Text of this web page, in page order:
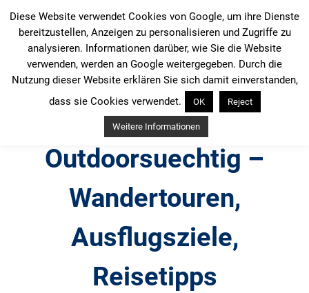
Inhalt
springen
Outdoorsuechtig –
Wandertouren,
Ausflugsziele,
Reisetipps
Diese Website verwendet Cookies von Google, um ihre Dienste
bereitzustellen, Anzeigen zu personalisieren und Zugriffe zu
analysieren. Informationen darüber, wie Sie die Website
verwenden, werden an Google weitergegeben. Durch die
Nutzung dieser Website erklären Sie sich damit einverstanden,
dass sie Cookies verwendet.
OK Reject
Weitere Informationen